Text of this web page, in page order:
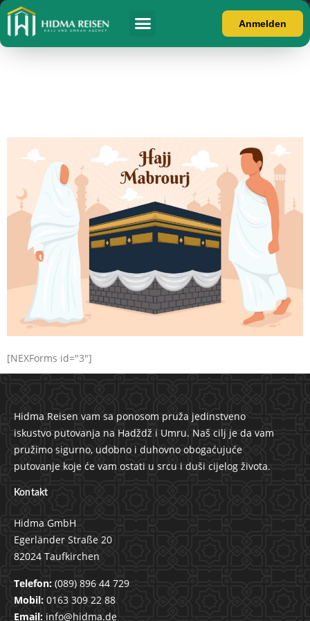
Anmelden
[NEXForms id="3"]
Hidma Reisen vam sa ponosom pruža jedinstveno
iskustvo putovanja na Hadždž i Umru. Naš cilj je da vam
pružimo sigurno, udobno i duhovno obogaćujuće
putovanje koje će vam ostati u srcu i duši cijelog života.
Kontakt
Hidma GmbH
Egerländer Straße 20
82024 Taufkirchen
Telefon: (089) 896 44 729
Mobil: 0163 309 22 88
Email: info@hidma.de